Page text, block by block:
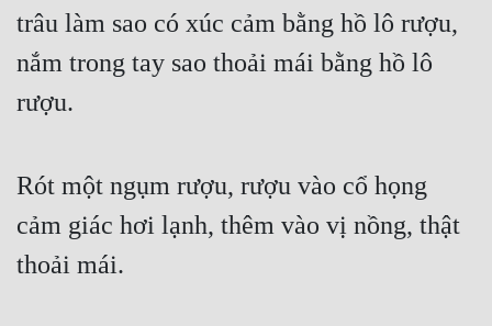
Tội Phạm
Vô Địch
Võng Du
Xuyên Không
Xuyên Nhanh
trâu làm sao có xúc cảm bằng hồ lô rượu,
nắm trong tay sao thoải mái bằng hồ lô
rượu.
Rót một ngụm rượu, rượu vào cổ họng
cảm giác hơi lạnh, thêm vào vị nồng, thật
thoải mái.